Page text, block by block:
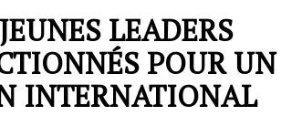
LEADERS
POUR UN
INTERNATIONAL